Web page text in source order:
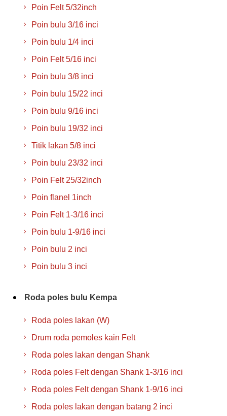
Poin Felt 5/32inch
Poin bulu 3/16 inci
Poin bulu 1/4 inci
Poin Felt 5/16 inci
Poin bulu 3/8 inci
Poin bulu 15/22 inci
Poin bulu 9/16 inci
Poin bulu 19/32 inci
Titik lakan 5/8 inci
Poin bulu 23/32 inci
Poin Felt 25/32inch
Poin flanel 1inch
Poin Felt 1-3/16 inci
Poin bulu 1-9/16 inci
Poin bulu 2 inci
Poin bulu 3 inci
Roda poles bulu Kempa
Roda poles lakan (W)
Drum roda pemoles kain Felt
Roda poles lakan dengan Shank
Roda poles Felt dengan Shank 1-3/16 inci
Roda poles Felt dengan Shank 1-9/16 inci
Roda poles lakan dengan batang 2 inci